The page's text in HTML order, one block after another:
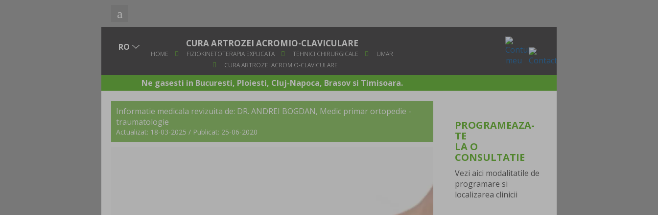
CURA ARTROZEI ACROMIO-CLAVICULARE
HOME FIZIOKINETOTERAPIA EXPLICATA TEHNICI CHIRURGICALE
UMAR
CURA ARTROZEI ACROMIO-CLAVICULARE
Ne gasesti in Bucuresti, Ploiesti, Cluj-Napoca, Brasov si Timisoara.
Informatie medicala revizuita de: DR. ANDREI BOGDAN, Medic primar ortopedie -
traumatologie
Actualizat: 18-03-2025 / Publicat: 25-06-2020
PROGRAMEAZA-
TE
LA O
CONSULTATIE
Vezi aici modalitatile de
programare si
localizarea clinicii